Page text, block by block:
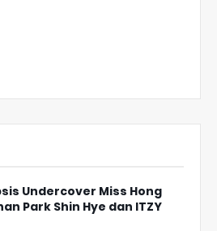
Undercover Miss Hong
Park Shin Hye dan ITZY